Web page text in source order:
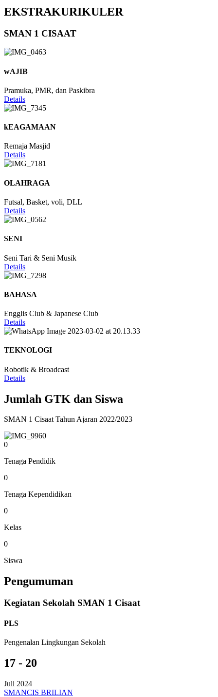
EKSTRAKURIKULER
SMAN 1 CISAAT
wAJIB
Pramuka, PMR, dan Paskibra
Details
kEAGAMAAN
Remaja Masjid
Details
OLAHRAGA
Futsal, Basket, voli, DLL
Details
SENI
Seni Tari & Seni Musik
Details
BAHASA
Engglis Club & Japanese Club
Details
TEKNOLOGI
Robotik & Broadcast
Details
Jumlah GTK dan Siswa
SMAN 1 Cisaat Tahun Ajaran 2022/2023
0
Tenaga Pendidik
0
Tenaga Kependidikan
0
Kelas
0
Siswa
Pengumuman
Kegiatan Sekolah SMAN 1 Cisaat
PLS
Pengenalan Lingkungan Sekolah
17 - 20
Juli 2024
SMANCIS BRILIAN